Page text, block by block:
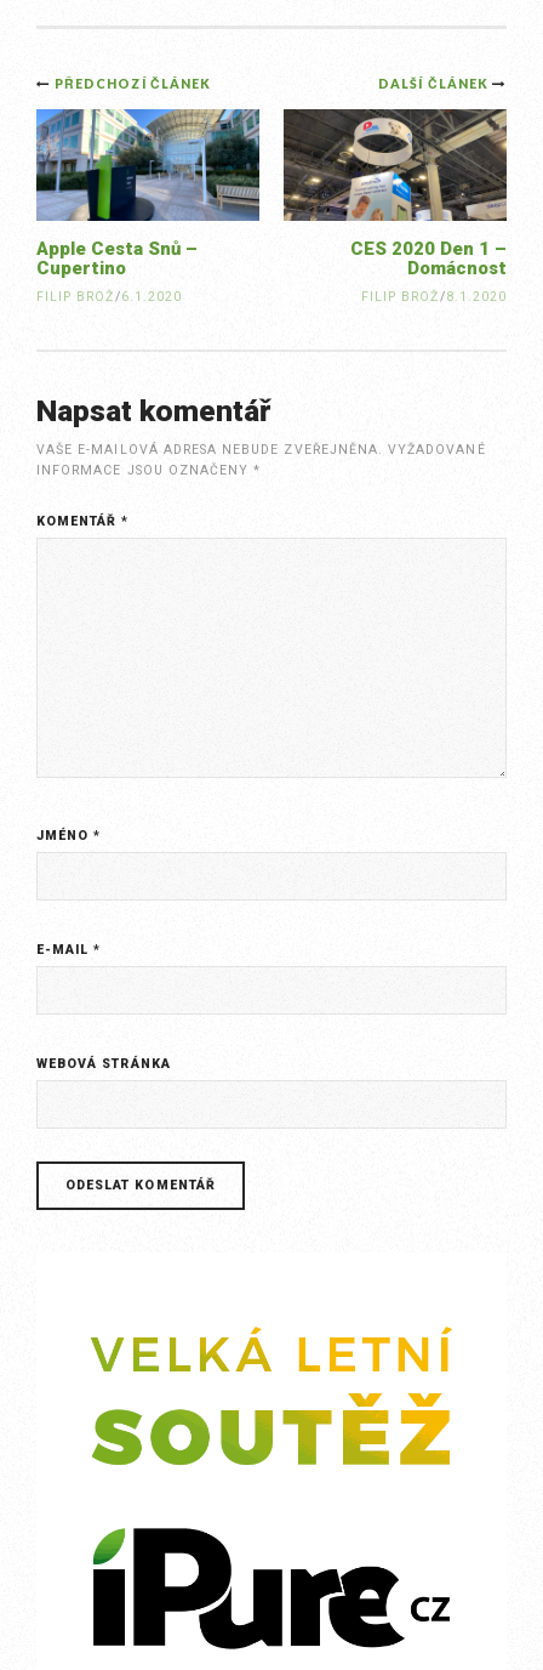
Post
navigation
DALŠÍ ČLÁNEK
CES 2020 Den 1 –
Domácnost
FILIP BROŽ/8.1.2020
PŘEDCHOZÍ ČLÁNEK
Apple Cesta Snů –
Cupertino
FILIP BROŽ/6.1.2020
Napsat komentář
VAŠE E-MAILOVÁ ADRESA NEBUDE ZVEŘEJNĚNA. VYŽADOVANÉ
INFORMACE JSOU OZNAČENY*
KOMENTÁŘ*
JMÉNO*
E-MAIL*
WEBOVÁ STRÁNKA